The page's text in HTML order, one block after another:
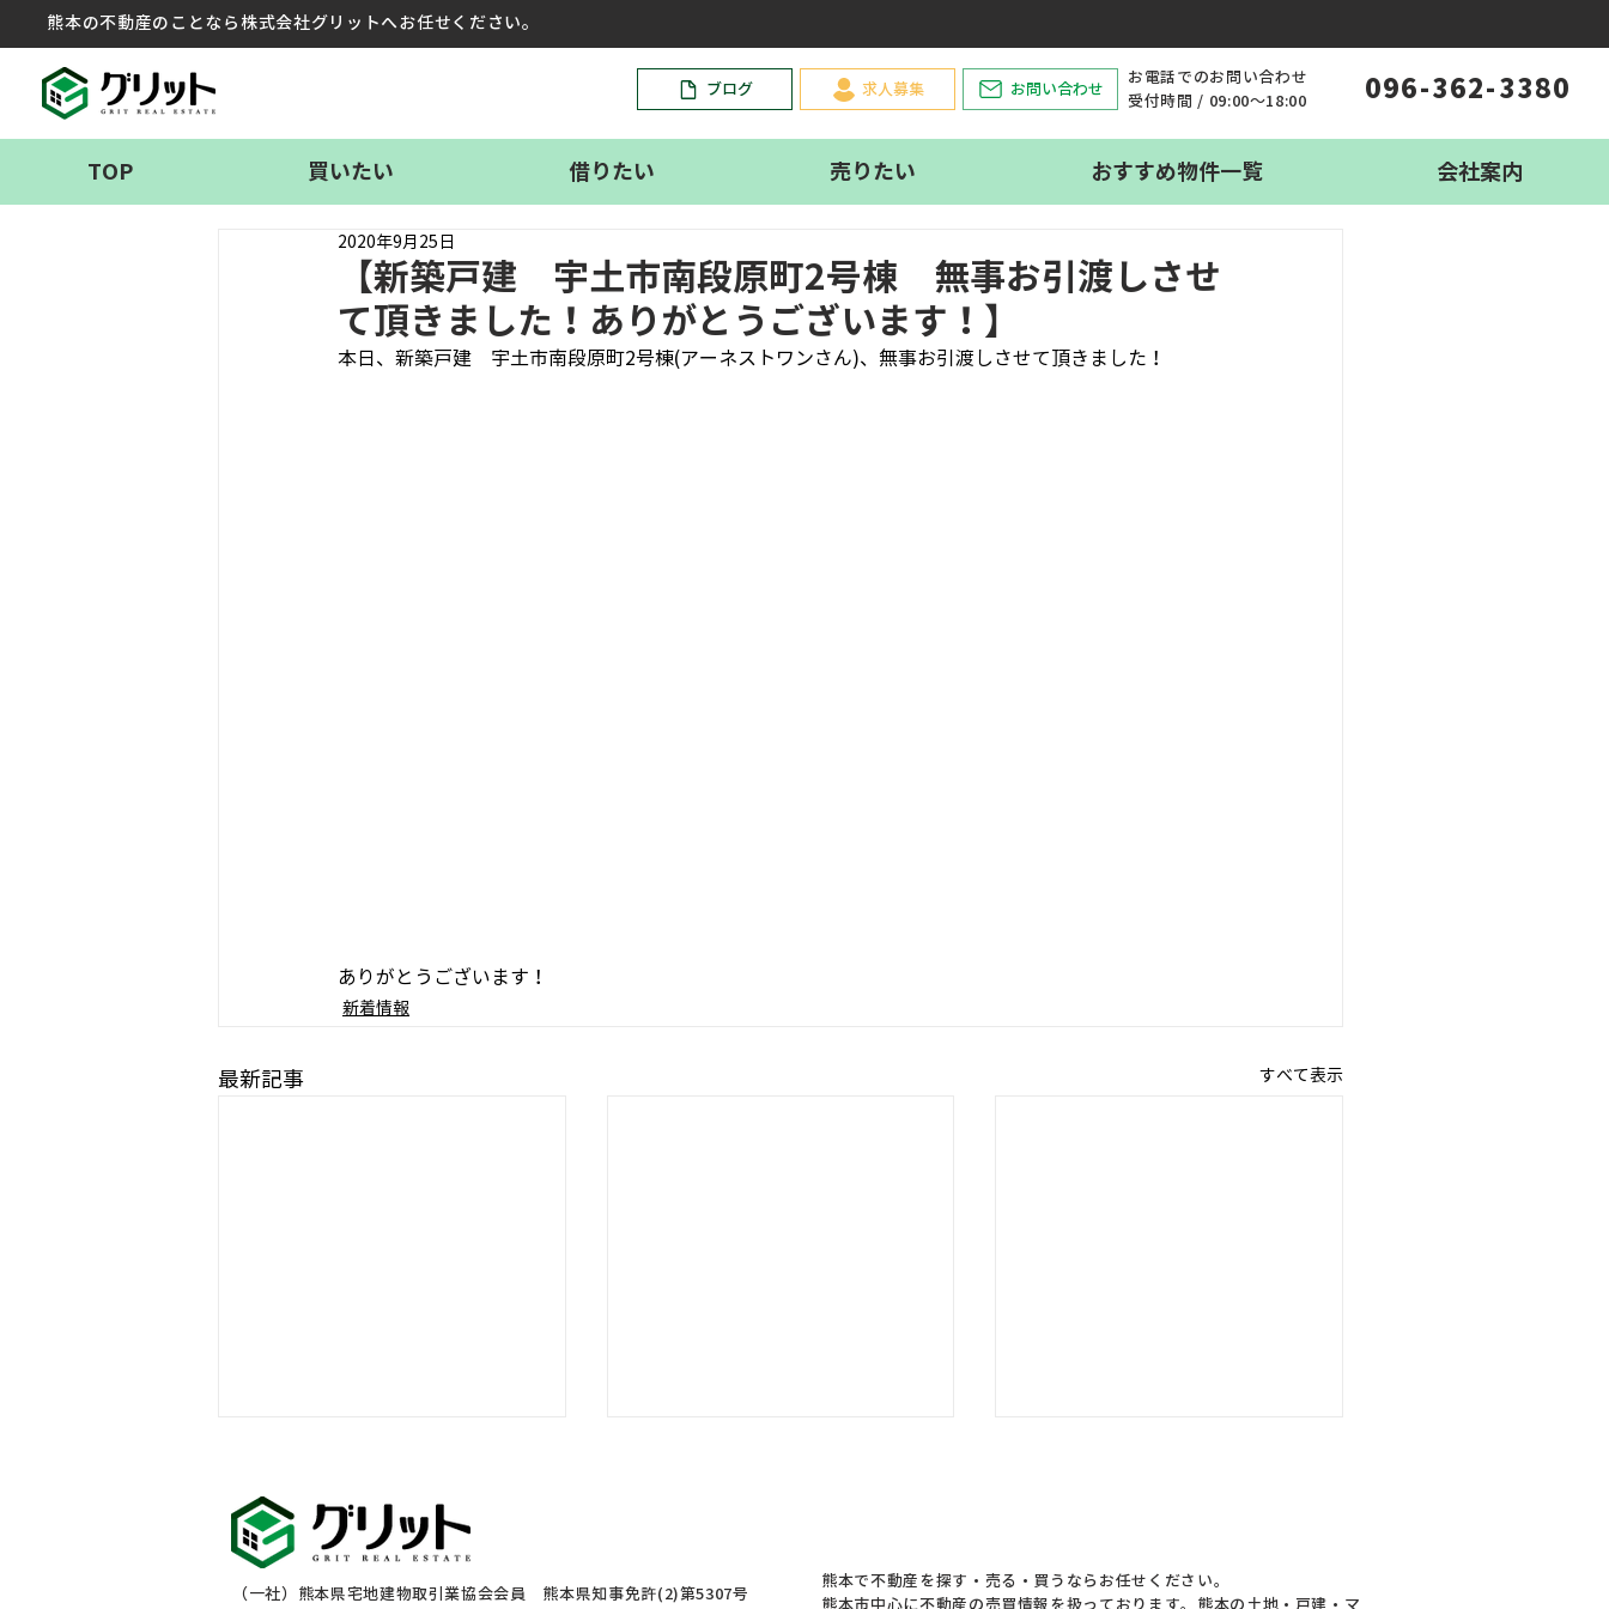
熊本の不動産のことなら株式会社グリットへお任せください。
ブログ 求人募集 お問い合わせ
お電話でのお問い合わせ
受付時間 / 09:00〜18:00
096-362-3380
TOP 買いたい 借りたい 売りたい おすすめ物件一覧 会社案内
【新築戸建 宇土市南段原町2号棟 無事お引渡しさせ
て頂きました！ありがとうございます！】
2020年9月25日
本日、新築戸建　宇土市南段原町2号棟(アーネストワンさん)、無事お引渡しさせて頂きました！
ありがとうございます！
新着情報
最新記事 すべて表示
お盆休みのご案内
このたびの地震により被害を受け
られた皆様に、心よりお見舞い申
（一社）熊本県宅地建物取引業協会会員 熊本県知事免許(2)第5307号
熊本で不動産を探す・売る・買うならお任せください。
熊本市中心に不動産の売買情報を扱っております。熊本の土地・戸建・マ